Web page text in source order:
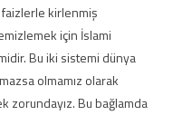
faizlerle kirlenmiş
için İslami
Bu iki sistemi dünya
olmamız olarak
zorundayız. Bu bağlamda